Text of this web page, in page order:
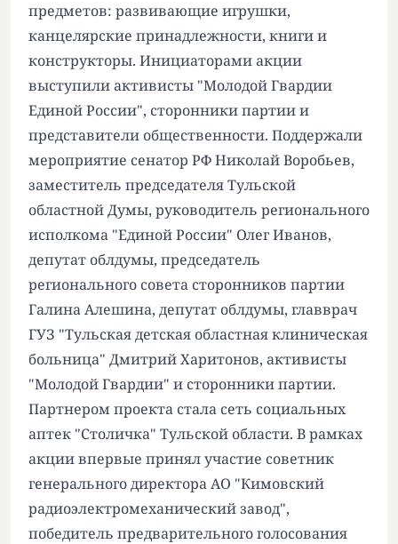
предметов: развивающие игрушки,
канцелярские принадлежности, книги и
конструкторы. Инициаторами акции
выступили активисты "Молодой Гвардии
Единой России", сторонники партии и
представители общественности. Поддержали
мероприятие сенатор РФ Николай Воробьев,
заместитель председателя Тульской
областной Думы, руководитель регионального
исполкома "Единой России" Олег Иванов,
депутат облдумы, председатель
регионального совета сторонников партии
Галина Алешина, депутат облдумы, главврач
ГУЗ "Тульская детская областная клиническая
больница" Дмитрий Харитонов, активисты
"Молодой Гвардии" и сторонники партии.
Партнером проекта стала сеть социальных
аптек "Столичка" Тульской области. В рамках
акции впервые принял участие советник
генерального директора АО "Кимовский
радиоэлектромеханический завод",
победитель предварительного голосования